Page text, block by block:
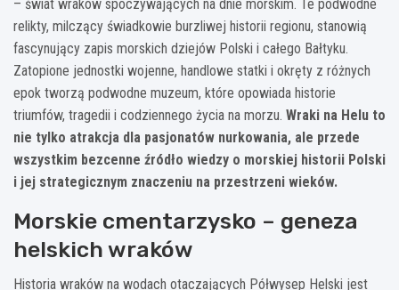
– świat wraków spoczywających na dnie morskim. Te podwodne
relikty, milczący świadkowie burzliwej historii regionu, stanowią
fascynujący zapis morskich dziejów Polski i całego Bałtyku.
Zatopione jednostki wojenne, handlowe statki i okręty z różnych
epok tworzą podwodne muzeum, które opowiada historie
triumfów, tragedii i codziennego życia na morzu. Wraki na Helu to
nie tylko atrakcja dla pasjonatów nurkowania, ale przede
wszystkim bezcenne źródło wiedzy o morskiej historii Polski
i jej strategicznym znaczeniu na przestrzeni wieków.
Morskie cmentarzysko – geneza
helskich wraków
Historia wraków na wodach otaczających Półwysep Helski jest